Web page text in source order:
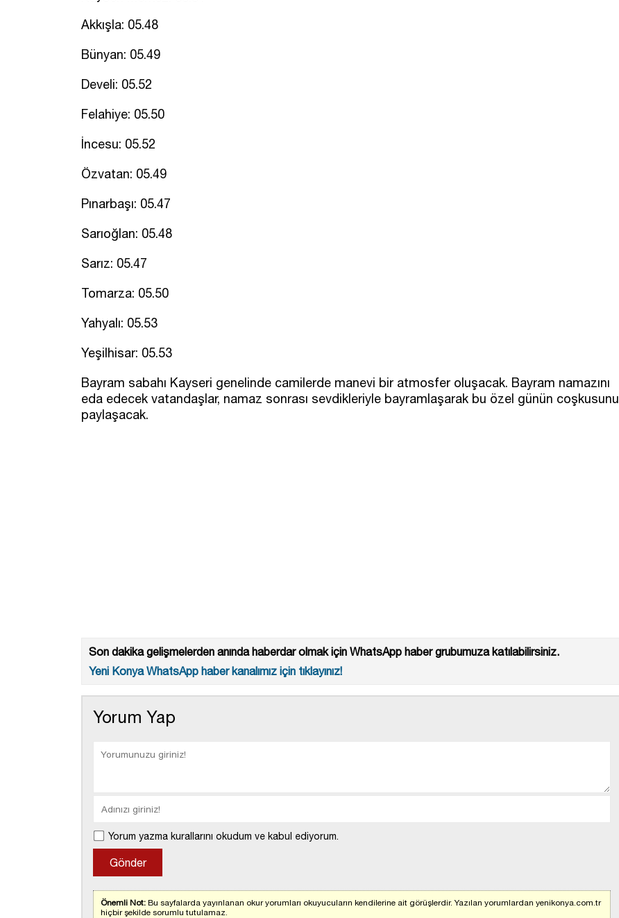
Akkışla: 05.48
Bünyan: 05.49
Develi: 05.52
Felahiye: 05.50
İncesu: 05.52
Özvatan: 05.49
Pınarbaşı: 05.47
Sarıoğlan: 05.48
Sarız: 05.47
Tomarza: 05.50
Yahyalı: 05.53
Yeşilhisar: 05.53
Bayram sabahı Kayseri genelinde camilerde manevi bir atmosfer oluşacak. Bayram namazını
eda edecek vatandaşlar, namaz sonrası sevdikleriyle bayramlaşarak bu özel günün coşkusunu
paylaşacak.
Son dakika gelişmelerden anında haberdar olmak için WhatsApp haber grubumuza katılabilirsiniz.
Yeni Konya WhatsApp haber kanalımız için tıklayınız!
Yorum Yap
Yorum yazma kurallarını okudum ve kabul ediyorum.
Önemli Not: Bu sayfalarda yayınlanan okur yorumları okuyucuların kendilerine ait görüşlerdir. Yazılan yorumlardan yenikonya.com.tr
hiçbir şekilde sorumlu tutulamaz.